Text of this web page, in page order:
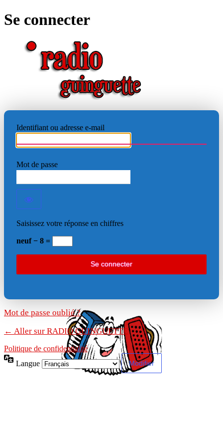
Se connecter
Identifiant ou adresse e-mail
Mot de passe
Saisissez votre réponse en chiffres
neuf − 8 =
Mot de passe oublié ?
← Aller sur RADIO GUINGUETTE
Politique de confidentialité
Langue